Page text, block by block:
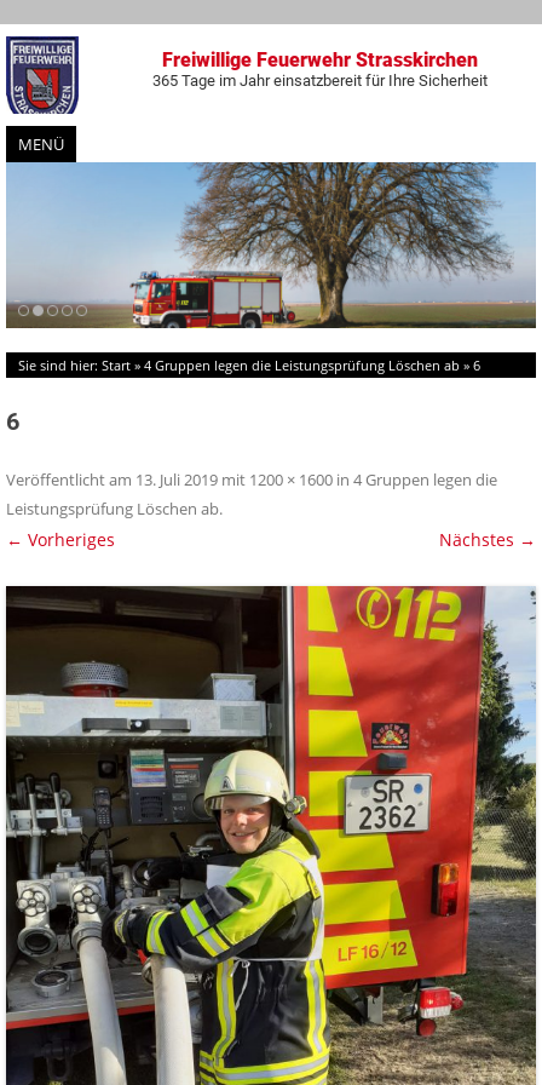
Freiwillige Feuerwehr Strasskirchen
365 Tage im Jahr einsatzbereit für Ihre Sicherheit
MENÜ
Zum
Inhalt
springen
Sie sind hier: Start » 4 Gruppen legen die Leistungsprüfung Löschen ab » 6
6
Veröffentlicht am 13. Juli 2019 mit 1200 × 1600 in 4 Gruppen legen die
Leistungsprüfung Löschen ab.
← Vorheriges Nächstes →